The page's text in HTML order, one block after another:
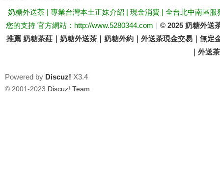
茶
奶糖外送茶 | 專業台灣本土正妹介紹 | 現金消費 | 全台北中南區
您的支持 官方網站：http://www.5280344.com | © 2025 奶糖外送
推薦 奶糖茶莊｜奶糖外送茶｜奶糖外約｜外送茶現金交易｜無
｜外送
Powered by Discuz! X3.4
© 2001-2023 Discuz! Team.